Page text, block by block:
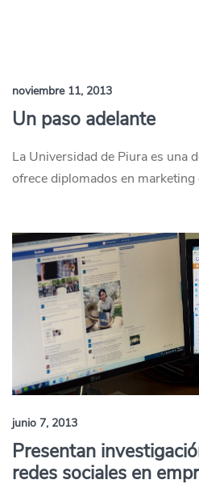
noviembre 11, 2013
Un paso adelante
La Universidad de Piura es una
ofrece diplomados en marketing
junio 7, 2013
Presentan
redes sociales en